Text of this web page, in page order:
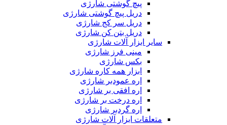
پیچ گوشتی شارژی
دریل پیچ گوشتی شارژی
دریل سر کج شارژی
دریل بتن کن شارژی
سایر ابزار آلات شارژی
مینی فرز شارژی
بکس شارژی
ابزار همه کاره شارژی
اره عمودبر شارژی
اره افقی بر شارژی
اره درخت بر شارژی
اره گردبر شارژی
متعلقات ابزار آلات شارژی